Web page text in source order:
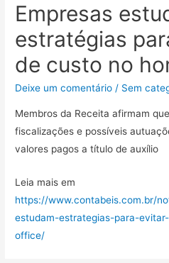
Empresas
estratégias
de custo no
Deixe um comentário / Sem
Membros da Receita afirmam
fiscalizações e possíveis
valores pagos a título de auxílio
Leia mais em
https://www.contabeis.com.br/
estudam-estrategias-para-
office/